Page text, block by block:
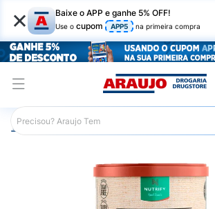
× Baixe o APP e ganhe 5% OFF!
Use o cupom APP5 na primeira compra
Araujo Nutrição Saudável